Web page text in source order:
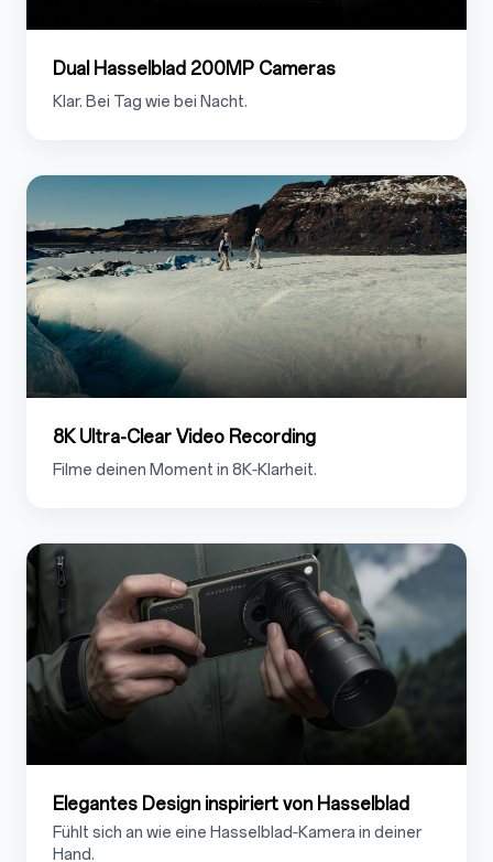
Dual Hasselblad 200MP Cameras
Klar. Bei Tag wie bei Nacht.
1.3
8K Ultra-Clear Video Recording
Filme deinen Moment in 8K‑Klarheit.
1.4
Elegantes Design inspiriert von Hasselblad
Fühlt sich an wie eine Hasselblad‑Kamera in deiner
Hand.